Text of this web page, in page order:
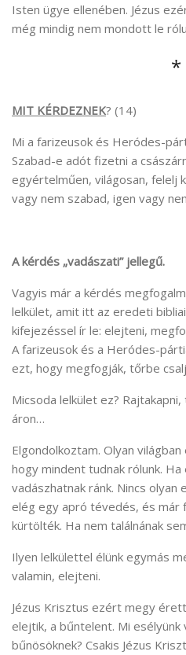
Isten ügye ellenében. Jézus
még mindig nem mondott le
*
MIT KÉRDEZNEK? (14)
Mi a farizeusok és Heródes-
Szabad-e adót fizetni a
egyértelműen, világosan, felelj
vagy nem szabad, igen vagy
A kérdés „vadászati” jellegű.
Vagyis már a kérdés
lelkület, amit itt az eredeti
kifejezéssel ír le: elejteni,
A farizeusok és a Heródes-
ezt, hogy megfogják, tőrbe
Micsoda lelkület ez?
áron…
Elgondolkoztam. Olyan
hogy mindent tudnak rólunk.
vadászhatnak ránk. Nincs olyan
elég egy apró tévedés, és már
kürtölték. Ha nem találnának
Ilyen lelkülettel élünk egymás
valamin, elejteni.
Jézus Krisztus ezért megy
elejtik, a bűntelent. Mi esélyünk
bűnösöknek? Csakis Jézus